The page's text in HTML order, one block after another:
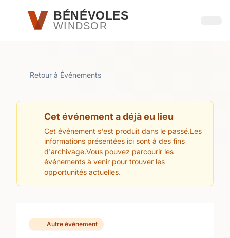
Passer au contenu principal
BÉNÉVOLES
WINDSOR
Retour à Événements
Cet événement a déjà eu lieu
Cet événement s'est produit dans le passé.Les
informations présentées ici sont à des fins
d'archivage.Vous pouvez parcourir les
événements à venir pour trouver les
opportunités actuelles.
Autre événement